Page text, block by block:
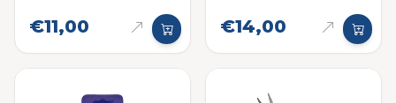
€11,00 €14,00